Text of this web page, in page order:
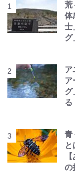
荒
体
士
グ
ア
ア
グ
る
青
と
の